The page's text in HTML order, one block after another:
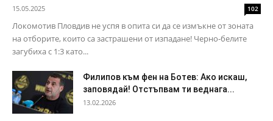
15.05.2025 102
Локомотив Пловдив не успя в опита си да се измъкне от зоната
на отборите, които са застрашени от изпадане! Черно-белите
загубиха с 1:3 като...
Филипов към фен на Ботев: Ако искаш,
заповядай! Отстъпвам ти веднага...
13.02.2026